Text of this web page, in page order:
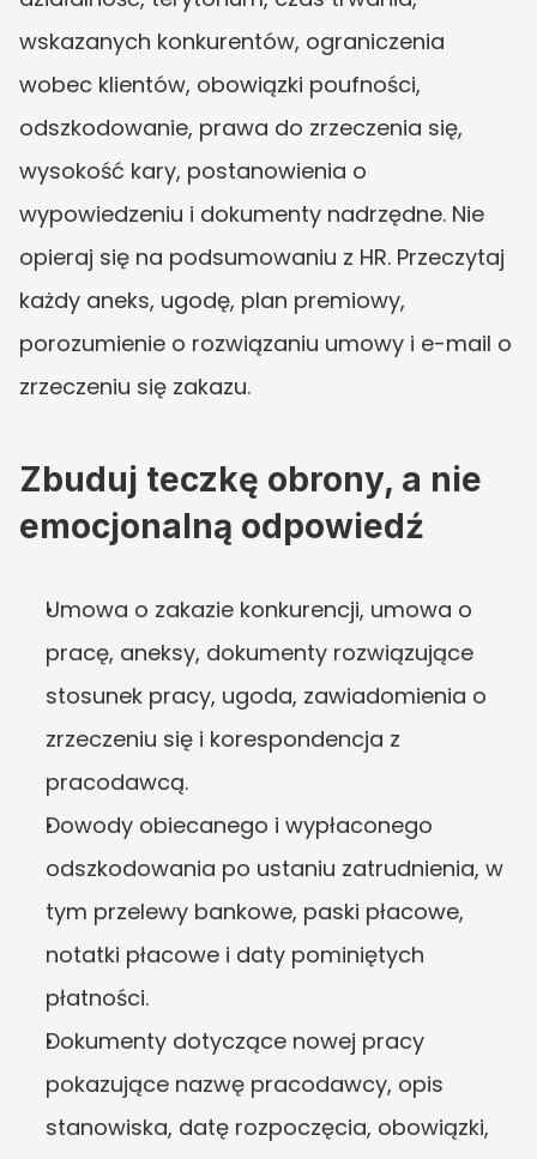
wskazanych konkurentów, ograniczenia
wobec klientów, obowiązki poufności,
odszkodowanie, prawa do zrzeczenia się,
wysokość kary, postanowienia o
wypowiedzeniu i dokumenty nadrzędne. Nie
opieraj się na podsumowaniu z HR. Przeczytaj
każdy aneks, ugodę, plan premiowy,
porozumienie o rozwiązaniu umowy i e-mail o
zrzeczeniu się zakazu.
Zbuduj teczkę obrony, a nie
emocjonalną odpowiedź
Umowa o zakazie konkurencji, umowa o
pracę, aneksy, dokumenty rozwiązujące
stosunek pracy, ugoda, zawiadomienia o
zrzeczeniu się i korespondencja z
pracodawcą.
Dowody obiecanego i wypłaconego
odszkodowania po ustaniu zatrudnienia, w
tym przelewy bankowe, paski płacowe,
notatki płacowe i daty pominiętych
płatności.
Dokumenty dotyczące nowej pracy
pokazujące nazwę pracodawcy, opis
stanowiska, datę rozpoczęcia, obowiązki,